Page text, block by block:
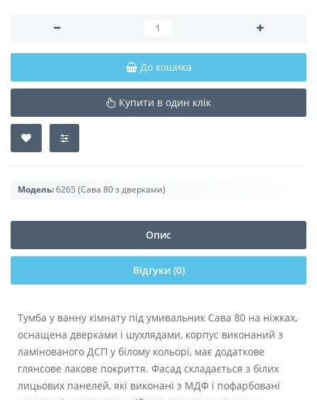
До кошика
Купити в один клік
Модель:6265 (Сава 80 з дверками)
Опис
Відгуки (0)
Тумба у ванну кімнату під умивальник Сава 80 на ніжках,
оснащена дверками і шухлядами, корпус виконаний з
ламінованого ДСП у білому кольорі, має додаткове
глянсове лакове покриття. Фасад складається з білих
лицьових панелей, які виконані з МДФ і пофарбовані